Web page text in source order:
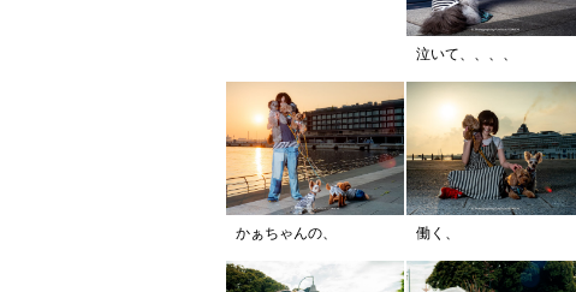
泣いて、、、、
かぁちゃんの、 働く、